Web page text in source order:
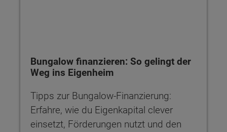
Bungalow finanzieren: So gelingt der
Weg ins Eigenheim
Tipps zur Bungalow-Finanzierung:
Erfahre, wie du Eigenkapital clever
einsetzt, Förderungen nutzt und den